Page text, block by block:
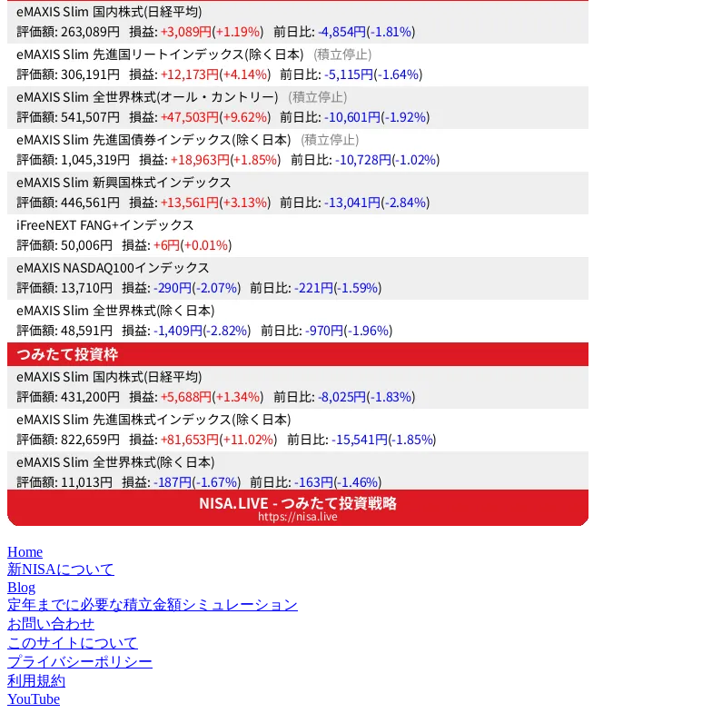
Home
新NISAについて
Blog
定年までに必要な積立金額シミュレーション
お問い合わせ
このサイトについて
プライバシーポリシー
利用規約
YouTube